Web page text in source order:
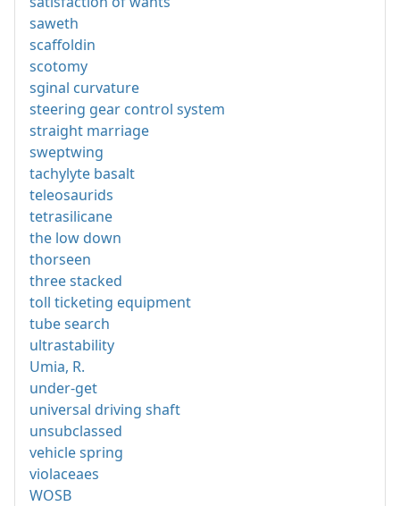
saweth
scaffoldin
scotomy
sginal curvature
steering gear control system
straight marriage
sweptwing
tachylyte basalt
teleosaurids
tetrasilicane
the low down
thorseen
three stacked
toll ticketing equipment
tube search
ultrastability
Umia, R.
under-get
universal driving shaft
unsubclassed
vehicle spring
violaceaes
WOSB